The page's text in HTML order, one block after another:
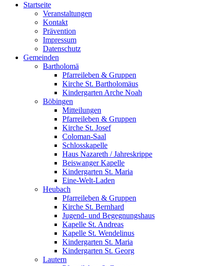
Startseite
Veranstaltungen
Kontakt
Prävention
Impressum
Datenschutz
Gemeinden
Bartholomä
Pfarreileben & Gruppen
Kirche St. Bartholomäus
Kindergarten Arche Noah
Böbingen
Mitteilungen
Pfarreileben & Gruppen
Kirche St. Josef
Coloman-Saal
Schlosskapelle
Haus Nazareth / Jahreskrippe
Beiswanger Kapelle
Kindergarten St. Maria
Eine-Welt-Laden
Heubach
Pfarreileben & Gruppen
Kirche St. Bernhard
Jugend- und Begegnungshaus
Kapelle St. Andreas
Kapelle St. Wendelinus
Kindergarten St. Maria
Kindergarten St. Georg
Lautern